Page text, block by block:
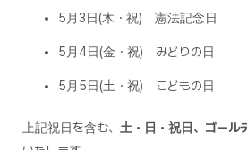
5月3日(木・祝) 憲法記念日
5月4日(金・祝) みどりの日
5月5日(土・祝) こどもの日
上記祝日を含む、 土・日・祝日、ゴール